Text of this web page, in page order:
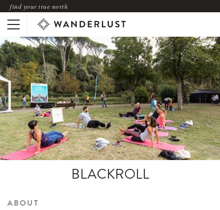
find your true north
BLACKROLL
ABOUT